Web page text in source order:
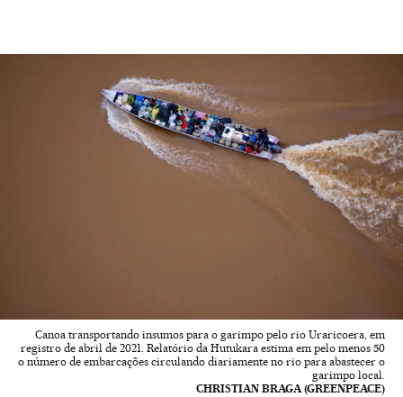
Canoa transportando insumos para o garimpo pelo rio Uraricoera, em
registro de abril de 2021. Relatório da Hutukara estima em pelo menos 50
o número de embarcações circulando diariamente no rio para abastecer o
garimpo local.
CHRISTIAN BRAGA (GREENPEACE)